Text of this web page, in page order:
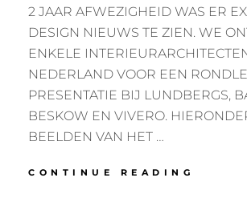
2 JAAR AFWEZIGHEID WAS ER
DESIGN NIEUWS TE ZIEN. WE
ENKELE
NEDERLAND VOOR EEN
PRESENTATIE BIJ LUNDBERGS,
BESKOW EN VIVERO.
BEELDEN VAN HET …
CONTINUE READING